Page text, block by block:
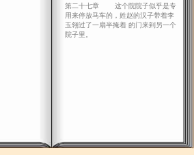
第二十七章 这个院院子似乎是专
用来停放马车的，姓赵的汉子带着李
玉翎过了一扇半掩着 的门来到另一个
院子里。